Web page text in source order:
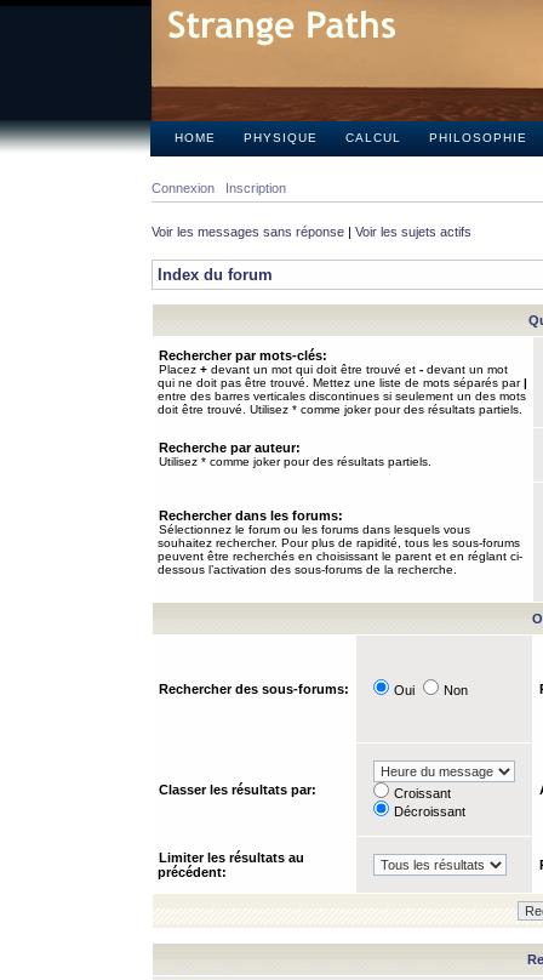
HOME PHYSIQUE CALCUL PHILOSOPHIE
Connexion Inscription
Voir les messages sans réponse | Voir les sujets actifs
Index du forum
Rechercher par mots-clés:
Placez + devant un mot qui doit être trouvé et - devant un mot
qui ne doit pas être trouvé. Mettez une liste de mots séparés par|
entre des barres verticales discontinues si seulement un des mots
doit être trouvé. Utilisez * comme joker pour des résultats partiels.
Recherche par auteur:
Utilisez * comme joker pour des résultats partiels.
Rechercher dans les forums:
Sélectionnez le forum ou les forums dans lesquels vous
souhaitez rechercher. Pour plus de rapidité, tous les sous-forums
peuvent être recherchés en choisissant le parent et en réglant ci-
dessous l’activation des sous-forums de la recherche.
Rechercher des sous-forums: Oui Non
Classer les résultats par:
Croissant
Décroissant
Limiter les résultats au
précédent: